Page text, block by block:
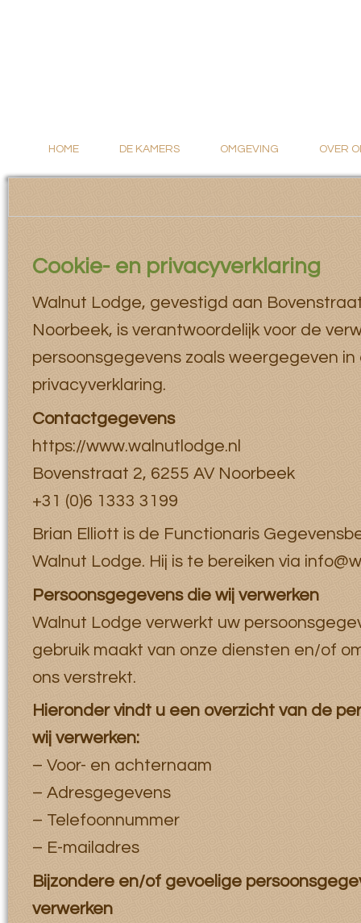
HOME DE KAMERS OMGEVING OVER
Cookie- en privacyverklaring
Walnut Lodge, gevestigd aan
Noorbeek, is verantwoordelijk voor de
persoonsgegevens zoals weergegeven in
privacyverklaring.
Contactgegevens
https://www.walnutlodge.nl
Bovenstraat 2, 6255 AV Noorbeek
+31 (0)6 1333 3199
Brian Elliott is de Functionaris
Walnut Lodge. Hij is te bereiken via
Persoonsgegevens die wij verwerken
Walnut Lodge verwerkt uw
gebruik maakt van onze diensten en/of
ons verstrekt.
Hieronder vindt u een overzicht van de
wij verwerken:
– Voor- en achternaam
– Adresgegevens
– Telefoonnummer
– E-mailadres
Bijzondere en/of gevoelige
verwerken